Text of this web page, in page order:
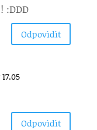
:DDD
Odpovìdìt
Odpovìdìt